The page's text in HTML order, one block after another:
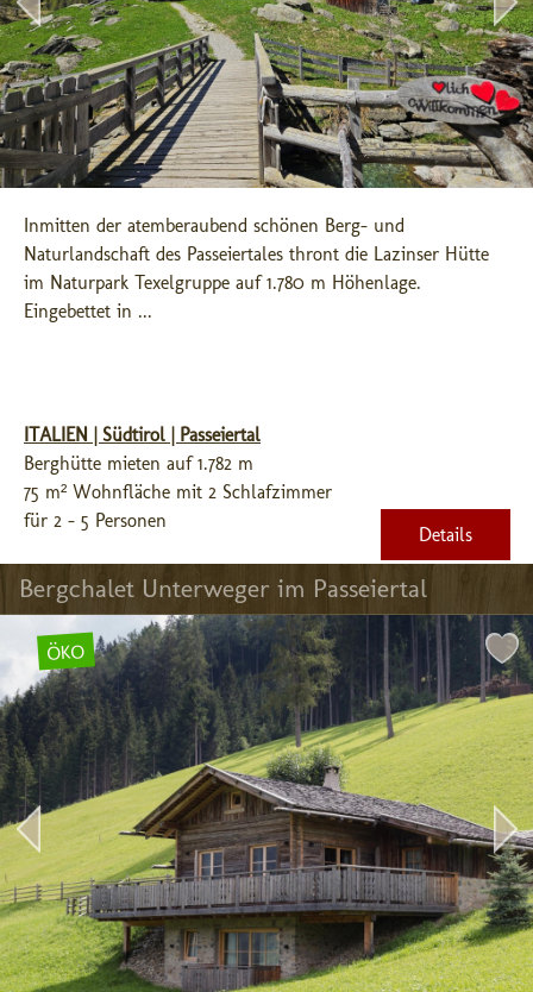
Inmitten der atemberaubend schönen Berg- und
Naturlandschaft des Passeiertales thront die Lazinser Hütte
im Naturpark Texelgruppe auf 1.780 m Höhenlage.
Eingebettet in ...
ITALIEN | Südtirol | Passeiertal
Berghütte mieten auf 1.782 m
75 m² Wohnfläche mit 2 Schlafzimmer
für 2 - 5 Personen
Details
Bergchalet Unterweger im Passeiertal
ÖKO